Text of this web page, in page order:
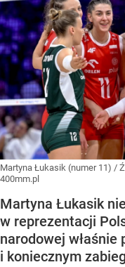
Martyna Łukasik (numer 11) /
400mm.pl
Martyna Łukasik
w reprezentacji
narodowej właśnie
i koniecznym